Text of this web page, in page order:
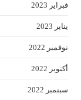
فبراير 2023
يناير 2023
نوفمبر 2022
أكتوبر 2022
سبتمبر 2022